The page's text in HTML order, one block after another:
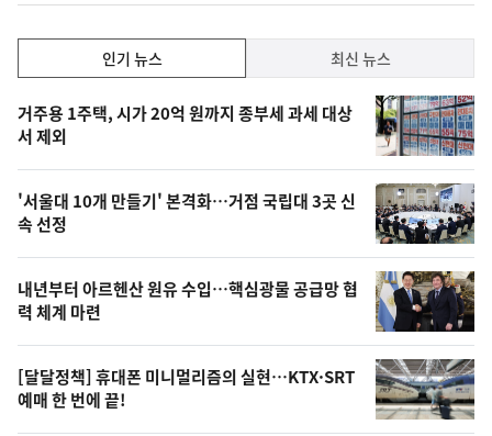
하
락
기,
최
신,
오
늘
의
영
상
오
늘
인기 뉴스 최신 뉴스
인
기
뉴
스
거주용 1주택, 시가 20억 원까지 종부세 과세 대상
서 제외
'서울대 10개 만들기' 본격화…거점 국립대 3곳 신
속 선정
내년부터 아르헨산 원유 수입…핵심광물 공급망 협
력 체계 마련
[달달정책] 휴대폰 미니멀리즘의 실현…KTX·SRT
예매 한 번에 끝!